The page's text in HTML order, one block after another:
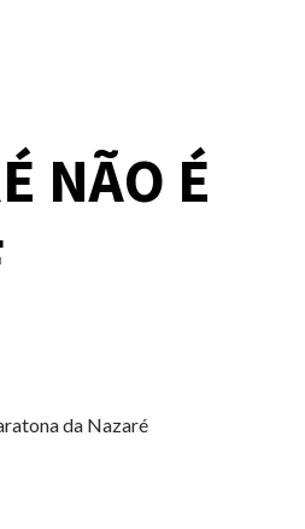
NÃO É
da Nazaré